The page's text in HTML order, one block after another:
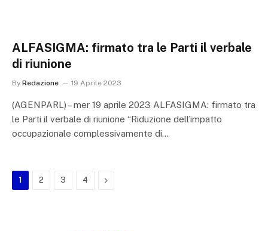
ALFASIGMA: firmato tra le Parti il verbale
di riunione
By Redazione 19 Aprile 2023
(AGENPARL) – mer 19 aprile 2023 ALFASIGMA: firmato tra
le Parti il verbale di riunione “Riduzione dell’impatto
occupazionale complessivamente di…
1 2 3 4 Next